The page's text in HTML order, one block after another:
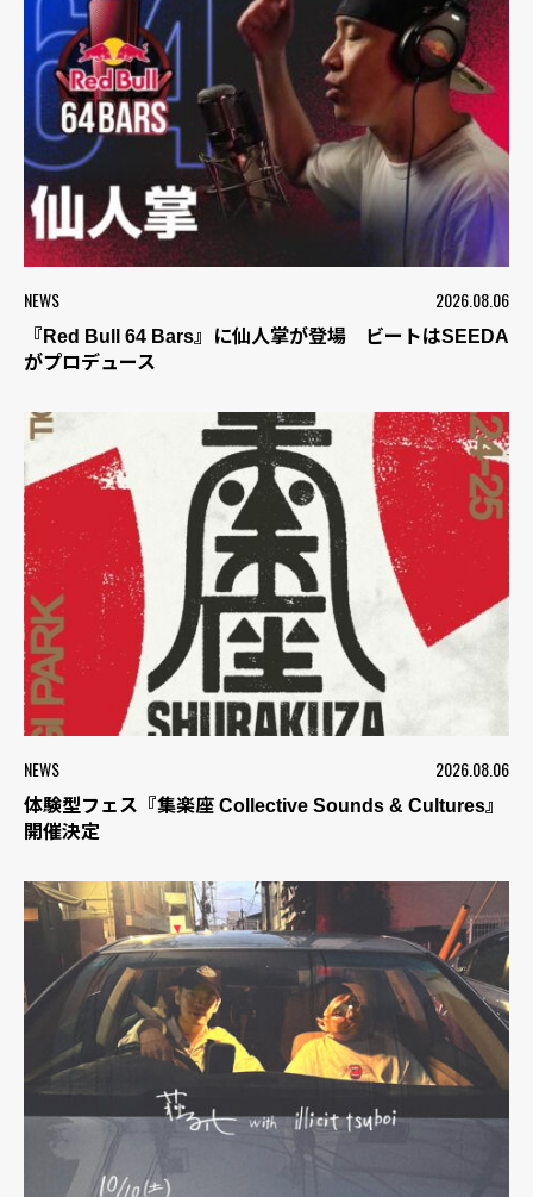
NEWS 2026.08.06
『Red Bull 64 Bars』に仙人掌が登場 ビートはSEEDA
がプロデュース
NEWS 2026.08.06
体験型フェス『集楽座 Collective Sounds & Cultures』
開催決定